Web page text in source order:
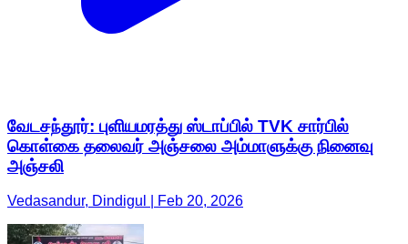
வேடசந்தூர்: புளியமரத்து ஸ்டாப்பில் TVK சார்பில்
கொள்கை தலைவர் அஞ்சலை அம்மாளுக்கு நினைவு
அஞ்சலி
Vedasandur, Dindigul | Feb 20, 2026